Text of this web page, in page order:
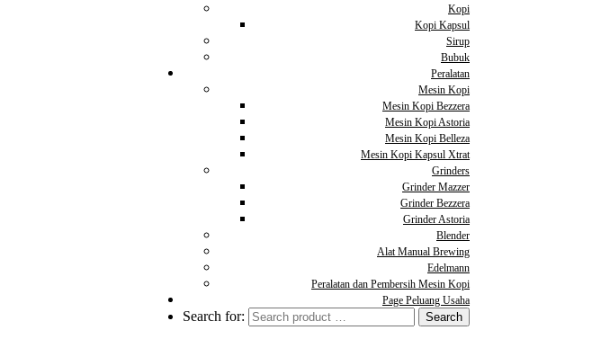
Kopi
Kopi Kapsul
Sirup
Bubuk
Peralatan
Mesin Kopi
Mesin Kopi Bezzera
Mesin Kopi Astoria
Mesin Kopi Belleza
Mesin Kopi Kapsul Xtrat
Grinders
Grinder Mazzer
Grinder Bezzera
Grinder Astoria
Blender
Alat Manual Brewing
Edelmann
Peralatan dan Pembersih Mesin Kopi
Page Peluang Usaha
Search for: